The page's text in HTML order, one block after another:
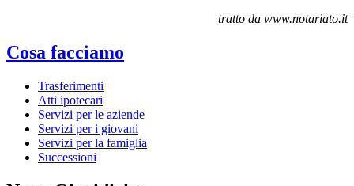
tratto da www.notariato.it
Cosa facciamo
Trasferimenti
Atti ipotecari
Servizi per le aziende
Servizi per i giovani
Servizi per la famiglia
Successioni